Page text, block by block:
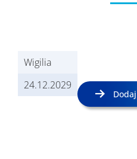
Wigilia
24.12.2029